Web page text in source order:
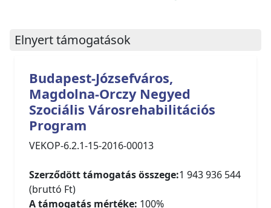
Elnyert támogatások
Budapest-Józsefváros,
Magdolna-Orczy Negyed
Szociális Városrehabilitációs
Program
VEKOP-6.2.1-15-2016-00013
Szerződött támogatás összege:1 943 936 544
(bruttó Ft)
A támogatás mértéke: 100%